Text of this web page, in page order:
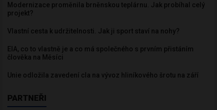
Modernizace proměnila brněnskou teplárnu. Jak probíhal celý
projekt?
Vlastní cesta k udržitelnosti. Jak ji sport staví na nohy?
EIA, co to vlastně je a co má společného s prvním přistáním
člověka na Měsíci
Unie odložila zavedení cla na vývoz hliníkového šrotu na září
PARTNEŘI